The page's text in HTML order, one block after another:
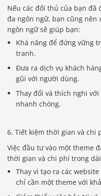
Nếu các đối thủ của bạn đã
đa ngôn ngữ, bạn cũng nên
ngôn ngữ sẽ giúp bạn:
Khá năng để đứng vững
tranh.
Đưa ra dịch vụ khách
gũi với người dùng.
Thay đổi và thích nghi
nhanh chóng.
6. Tiết kiệm thời gian và chi
Việc đầu tư vào một theme
thời gian và chi phí trong
Thay vì tạo ra các
chỉ cần một theme với